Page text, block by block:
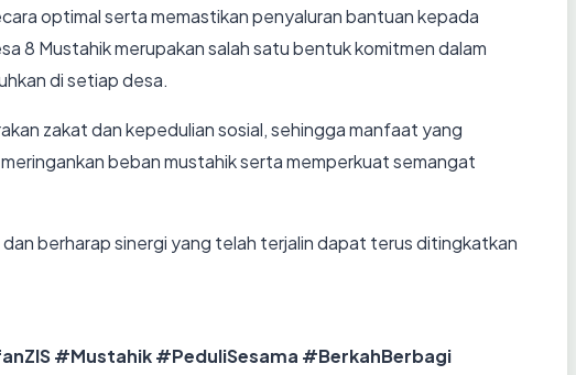
optimal serta memastikan penyaluran bantuan kepada
8 Mustahik merupakan salah satu bentuk komitmen dalam
di setiap desa.
zakat dan kepedulian sosial, sehingga manfaat yang
beban mustahik serta memperkuat semangat
berharap sinergi yang telah terjalin dapat terus ditingkatkan
#Mustahik #PeduliSesama #BerkahBerbagi